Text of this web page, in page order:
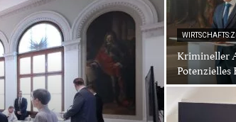
Krimineller